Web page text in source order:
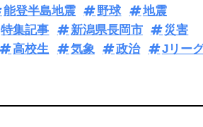
能登半島地震 野球
地震
特集記事 新潟県長岡市
災害
高校生 気象 政治 Jリー